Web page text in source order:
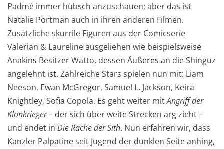
Padmé immer hübsch anzuschauen; aber das ist
Natalie Portman auch in ihren anderen Filmen.
Zusätzliche skurrile Figuren aus der Comicserie
Valerian & Laureline ausgeliehen wie beispielsweise
Anakins Besitzer Watto, dessen Äußeres an die Shinguz
angelehnt ist. Zahlreiche Stars spielen nun mit: Liam
Neeson, Ewan McGregor, Samuel L. Jackson, Keira
Knightley, Sofia Copola. Es geht weiter mitAngriff der
Klonkrieger– der sich über weite Strecken arg zieht –
und endet in Die Rache der Sith. Nun erfahren wir, dass
Kanzler Palpatine seit Jugend der dunklen Seite anhing,